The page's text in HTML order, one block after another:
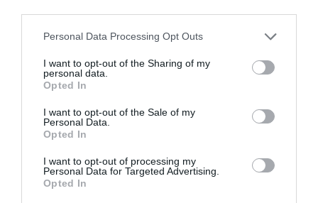
Please note that this website/app uses one or more Google
not limited to your visit or usage behaviour. You may click to
grant or deny consent to Google and its third-party tags to
use your data for below specified purposes in below Google
consent section.
Personal Data Processing Opt Outs
I want to opt-out of the Sharing of my
personal data.
Opted In
I want to opt-out of the Sale of my
Personal Data.
Opted In
I want to opt-out of processing my
Personal Data for Targeted Advertising.
Opted In